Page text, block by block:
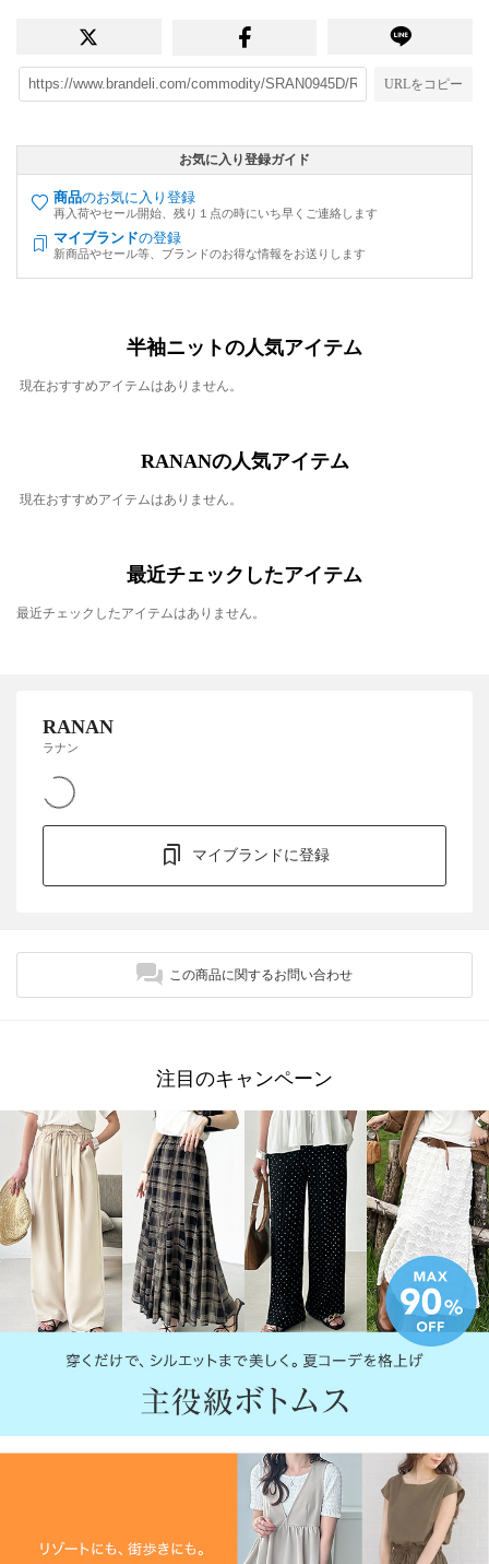
URLをコピー
お気に入り登録ガイド
商品のお気に入り登録
再入荷やセール開始、残り１点の時にいち早くご連絡します
マイブランドの登録
新商品やセール等、ブランドのお得な情報をお送りします
半袖ニットの人気アイテム
現在おすすめアイテムはありません。
RANANの人気アイテム
現在おすすめアイテムはありません。
最近チェックしたアイテム
最近チェックしたアイテムはありません。
RANAN
ラナン
マイブランドに登録
この商品に関するお問い合わせ
注目のキャンペーン